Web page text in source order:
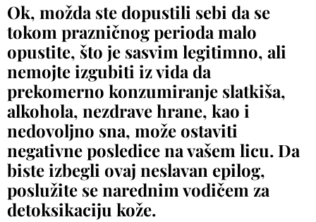
Ok, možda ste dopustili sebi da se
tokom prazničnog perioda malo
opustite, što je sasvim legitimno, ali
nemojte izgubiti iz vida da
prekomerno konzumiranje slatkiša,
alkohola, nezdrave hrane, kao i
nedovoljno sna, može ostaviti
negativne posledice na vašem licu. Da
biste izbegli ovaj neslavan epilog,
poslužite se narednim vodičem za
detoksikaciju kože.